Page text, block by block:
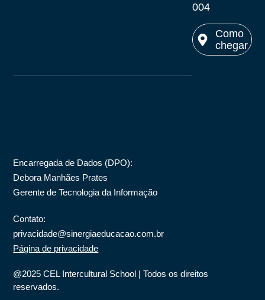
004
Como
chegar
@2025 CEL Intercultural School | Todos os direitos
reservados.
Encarregada de Dados (DPO):
Debora Manhães Prates
Gerente de Tecnologia da Informação
Contato:
privacidade@sinergiaeducacao.com.br
Página de privacidade